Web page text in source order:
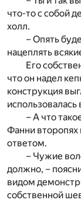
что-то с собой
холл.
– Опять
нацеплять
Его
что он надел
конструкция
использовалась
– А что
Фанни второпях
ответом.
– Чужие
должно, –
видом
собственной